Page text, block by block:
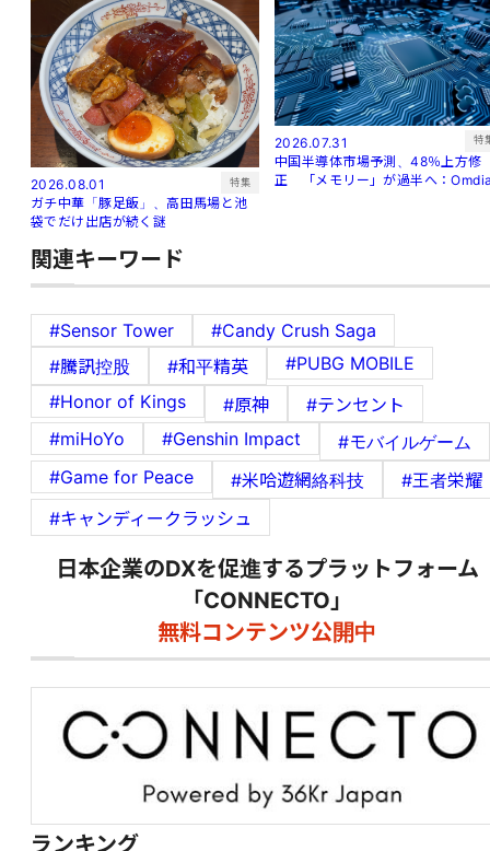
2026.08.01 特集
ガチ中華「豚足飯」、高田馬場と池
袋でだけ出店が続く謎
2026.07.31 特
中国半導体市場予測、48％上方修
正 「メモリー」が過半へ：
関連キーワード
#Sensor Tower
#Candy Crush Saga
#騰訊控股
#和平精英
#PUBG MOBILE
#Honor of Kings
#原神
#テンセント
#miHoYo
#Genshin Impact
#モバイルゲーム
#Game for Peace
#米哈遊網絡科技
#王者栄耀
#キャンディークラッシュ
日本企業のDXを促進するプラットフォーム
「CONNECTO」
無料コンテンツ公開中
ランキング